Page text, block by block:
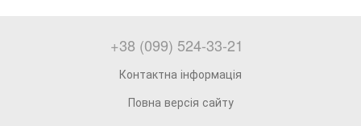
+38 (099) 524-33-21
Контактна інформація
Повна версія сайту